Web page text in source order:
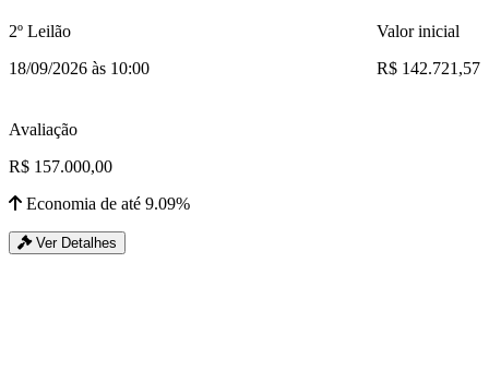
2º Leilão
18/09/2026 às 10:00
Valor inicial
R$ 142.721,57
Avaliação
R$ 157.000,00
Economia de até 9.09%
Ver Detalhes